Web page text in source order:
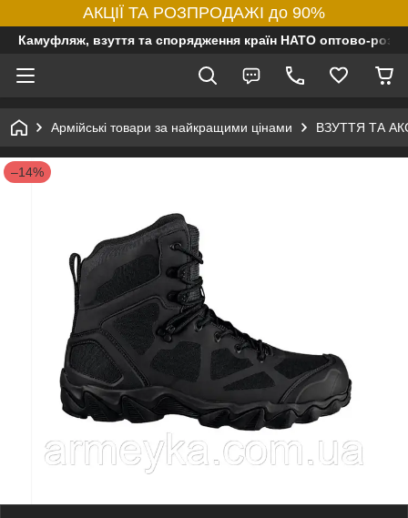
АКЦІЇ ТА РОЗПРОДАЖІ до 90%
Камуфляж, взуття та спорядження країн НАТО оптово-
Армійські товари за найкращими цінами ВЗУТТЯ ТА
–14%